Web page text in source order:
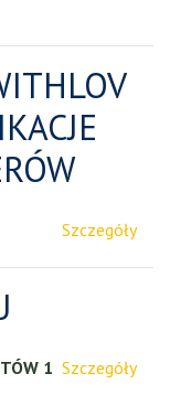
Szczegóły
1 Szczegóły